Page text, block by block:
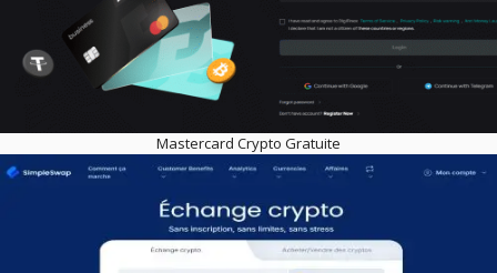
Mastercard Crypto Gratuite